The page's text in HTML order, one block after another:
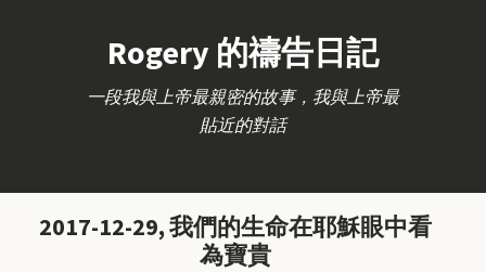
Rogery 的禱告日記
一段我與上帝最親密的故事，我與上帝最
貼近的對話
2017-12-29, 我們的生命在耶穌眼中看
為寶貴